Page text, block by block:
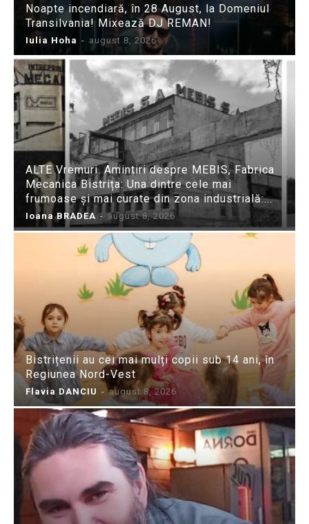
Noapte incendiară, în 28 August, la Domeniul
Transilvania! Mixează DJ REMAN!
Iulia Hoha - august 8, 2026
ALTE Vremuri. Amintiri despre MEBIS, Fabrica
Mecanica Bistrița: Una dintre cele mai
frumoase și mai curate din zona industrială:...
Ioana BRADEA - august 8, 2026
Bistrițenii au cei mai mulți copii sub 14 ani, în
Regiunea Nord-Vest
Flavia DANCIU - august 8, 2026